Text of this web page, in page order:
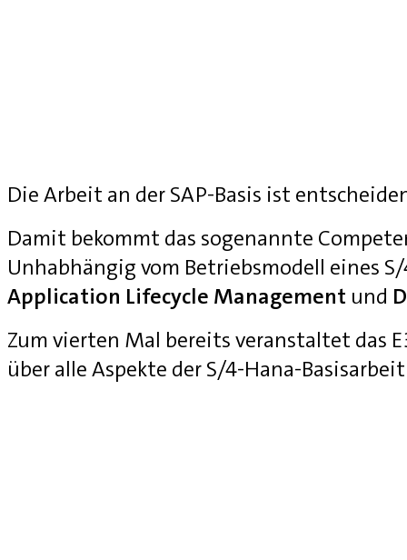
Die Arbeit an der SAP-Basis ist
Damit bekommt das sogenannte
Unhabhängig vom Betriebsmodell eines
Application Lifecycle Management und
Zum vierten Mal bereits veranstaltet das
über alle Aspekte der S/4-Hana-